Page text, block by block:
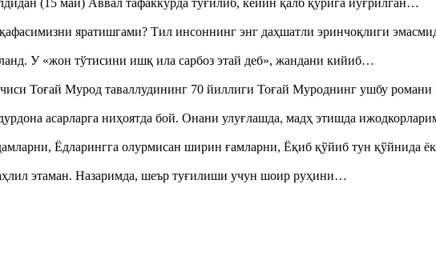
яратишгами? Тил инсоннинг энг даҳшатли эринчоқлиги
У «жон тўтисини ишқ ила сарбоз этай деб», жандани кийиб…
Тоғай Мурод таваллудининг 70 йиллиги Тоғай Муроднинг ушбу
асарларга ниҳоятда бой. Онани улуғлашда, мадҳ этишда
Ёдларингга олурмисан ширин ғамларни, Ёқиб қўйиб тун қўйнида
этаман. Назаримда, шеър туғилиши учун шоир руҳини…